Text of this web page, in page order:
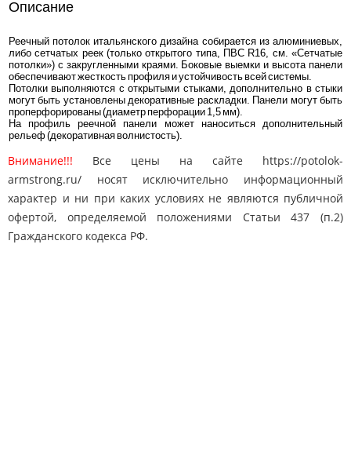
Описание
Реечный потолок итальянского дизайна собирается из алюминиевых,
либо сетчатых реек (только открытого типа, ПВС R16, см. «Сетчатые
потолки») с закругленными краями. Боковые выемки и высота панели
обеспечивают жесткость профиля и устойчивость всей системы.
Потолки выполняются с открытыми стыками, дополнительно в стыки
могут быть установлены декоративные раскладки. Панели могут быть
проперфорированы (диаметр перфорации 1,5 мм).
На профиль реечной панели может наноситься дополнительный
рельеф (декоративная волнистость).
Внимание!!! Все цены на сайте https://potolok-
armstrong.ru/ носят исключительно информационный
характер и ни при каких условиях не являются публичной
офертой, определяемой положениями Статьи 437 (п.2)
Гражданского кодекса РФ.